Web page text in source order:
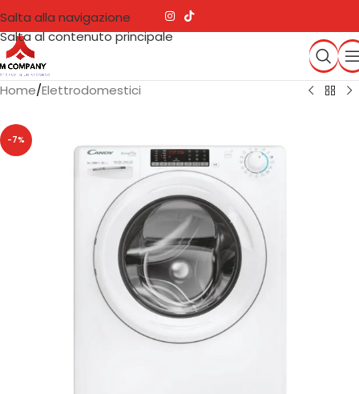
Salta alla navigazione
Salta al contenuto principale
Home/Elettrodomestici
-7%